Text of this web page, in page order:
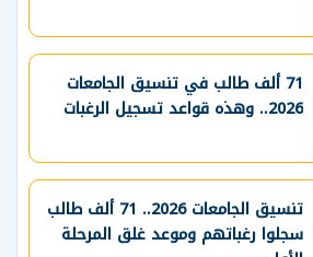
71 ألف طالب في تنسيق الجامعات
2026.. وهذه قواعد تسجيل الرغبات
تنسيق الجامعات 2026.. 71 ألف طالب
سجلوا رغباتهم وموعد غلق المرحلة